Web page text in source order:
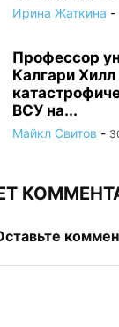
Ирина Жаткина -
Профессор
Калгари Хилл
ВСУ на...
Майкл Свитов -